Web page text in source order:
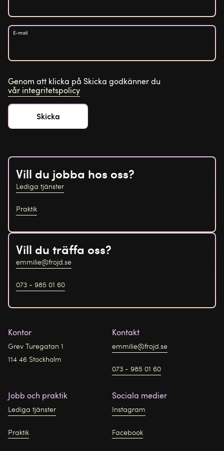
E-mail
Genom att klicka på Skicka godkänner du
vår integritetspolicy
Vill du jobba hos oss?
Lediga tjänster
Praktik
Vill du träffa oss?
emmilie@frojd.se
073 - 985 01 60
Kontor
Grev Turegatan 1
114 46 Stockholm
Kontakt
emmilie@frojd.se
073 - 985 01 60
Jobb och praktik
Lediga tjänster
Praktik
Sociala medier
Instagram
Facebook